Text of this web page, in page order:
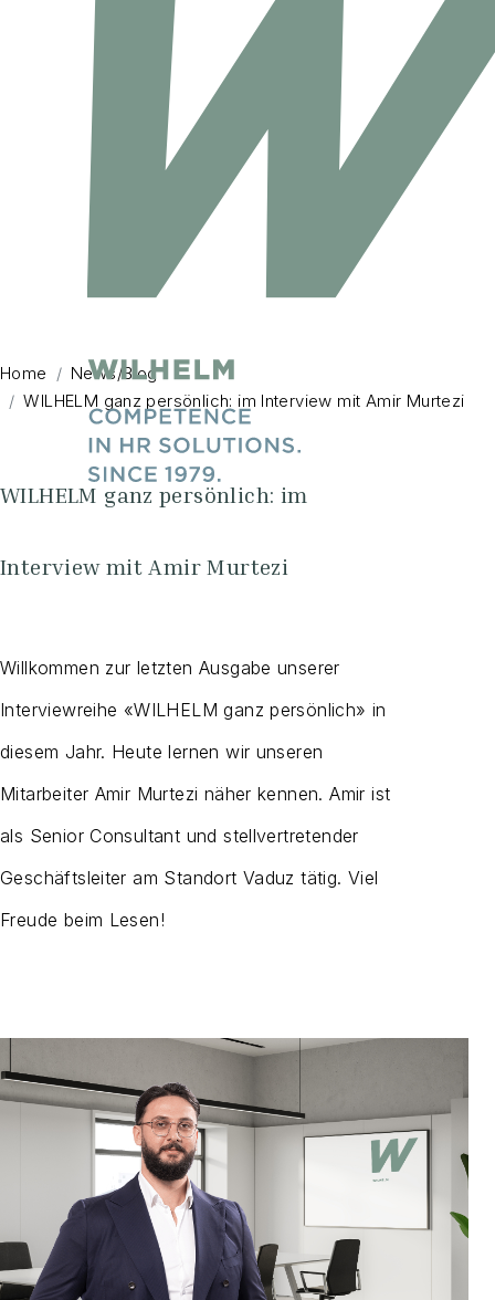
Home
News/Blog
WILHELM ganz persönlich: im Interview mit Amir Murtezi
WILHELM ganz persönlich: im
Interview mit Amir Murtezi
Willkommen zur letzten Ausgabe unserer
Interviewreihe «WILHELM ganz persönlich» in
diesem Jahr. Heute lernen wir unseren
Mitarbeiter Amir Murtezi näher kennen. Amir ist
als Senior Consultant und stellvertretender
Geschäftsleiter am Standort Vaduz tätig. Viel
Freude beim Lesen!